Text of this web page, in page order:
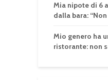
Mia nipote di 6
dalla bara:
Mio genero ha
ristorante: non